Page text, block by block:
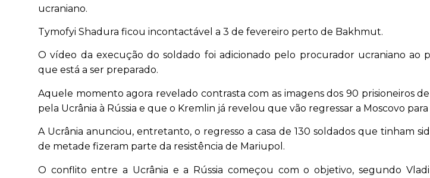
ucraniano.
Tymofyi Shadura ficou incontactável a 3 de fevereiro perto de Bakhmut.
O vídeo da execução do soldado foi adicionado pelo procurador ucraniano ao
que está a ser preparado.
Aquele momento agora revelado contrasta com as imagens dos 90 prisioneiros
pela Ucrânia à Rússia e que o Kremlin já revelou que vão regressar a Moscovo
A Ucrânia anunciou, entretanto, o regresso a casa de 130 soldados que tinham
de metade fizeram parte da resistência de Mariupol.
O conflito entre a Ucrânia e a Rússia começou com o objetivo, segundo